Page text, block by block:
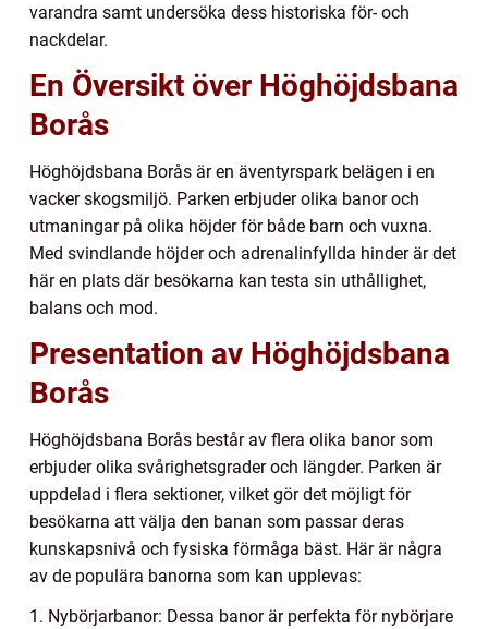
varandra samt undersöka dess historiska för- och
nackdelar.
En Översikt över Höghöjdsbana
Borås
Höghöjdsbana Borås är en äventyrspark belägen i en
vacker skogsmiljö. Parken erbjuder olika banor och
utmaningar på olika höjder för både barn och vuxna.
Med svindlande höjder och adrenalinfyllda hinder är det
här en plats där besökarna kan testa sin uthållighet,
balans och mod.
Presentation av Höghöjdsbana
Borås
Höghöjdsbana Borås består av flera olika banor som
erbjuder olika svårighetsgrader och längder. Parken är
uppdelad i flera sektioner, vilket gör det möjligt för
besökarna att välja den banan som passar deras
kunskapsnivå och fysiska förmåga bäst. Här är några
av de populära banorna som kan upplevas:
1. Nybörjarbanor: Dessa banor är perfekta för nybörjare